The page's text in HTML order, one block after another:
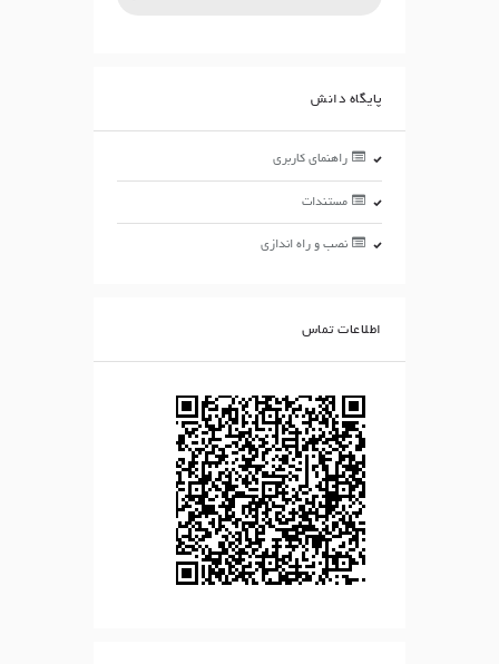
پایگاه دانش
راهنمای کاربری
مستندات
نصب و راه اندازی
اطلاعات تماس